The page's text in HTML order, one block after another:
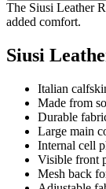
The Siusi Leather
added comfort.
Siusi
Italian
Made from
Durable
Large main
Internal cell
Visible front
Mesh back